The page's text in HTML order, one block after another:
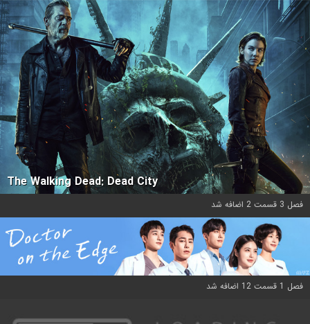
The Walking Dead: Dead City
فصل 3 قسمت 2 اضافه شد
فصل 1 قسمت 12 اضافه شد